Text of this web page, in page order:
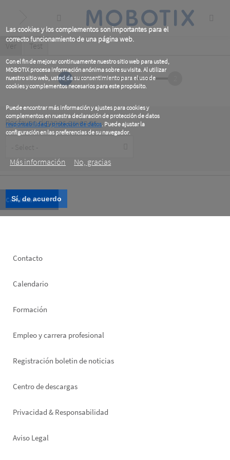
Las cookies y los complementos son importantes para el
correcto funcionamiento de una página web.
Con el fin de mejorar continuamente nuestro sitio web para usted,
MOBOTIX procesa información anónima sobre su visita. Al utilizar
nuestro sitio web, usted da su consentimiento para el uso de
cookies y complementos necesarios para este propósito.
Puede encontrar más información y ajustes para cookies y
complementos en nuestra declaración de protección de datos
responsabilidad y protección de datos. Puede ajustar la
configuración en las preferencias de su navegador.
Más información
No, gracias
Sí, de acuerdo
content
Primary
tabs
Ver (active
Test
1
Por favor, diganos quién es
Type
Footer
Contacto
Calendario
Formación
Empleo y carrera profesional
Registración boletin de noticias
Footer
Centro de descargas
Privacidad & Responsabilidad
Aviso Legal